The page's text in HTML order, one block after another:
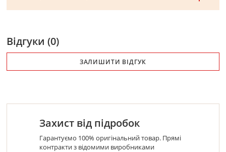
Відгуки (0)
ЗАЛИШИТИ ВІДГУК
Захист від підробок
Гарантуємо 100% оригінальний товар. Прямі
контракти з відомими виробниками